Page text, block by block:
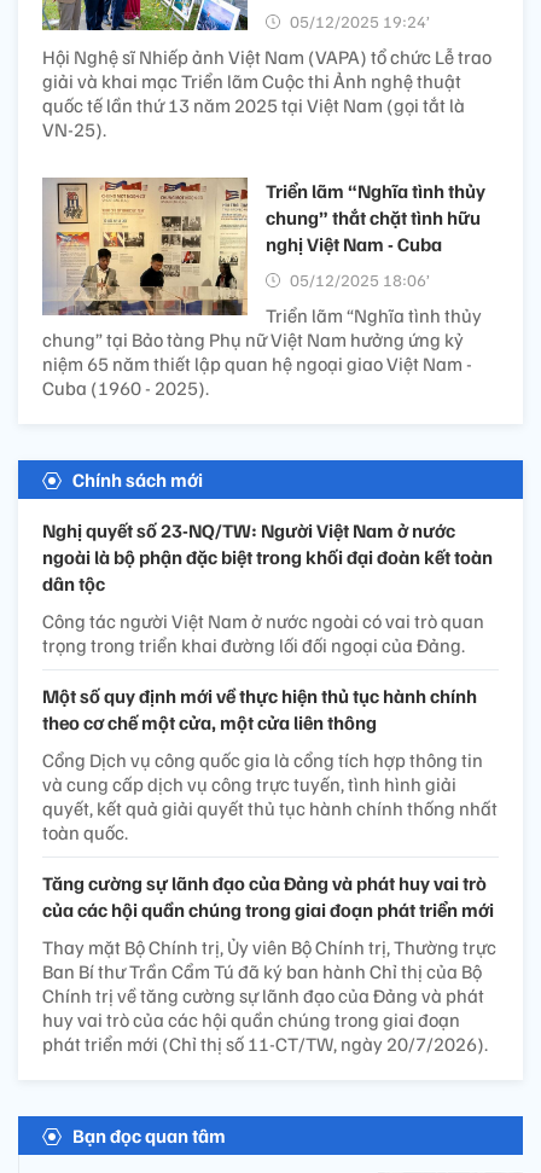
05/12/2025 19:24’
Hội Nghệ sĩ Nhiếp ảnh Việt Nam (VAPA) tổ chức Lễ trao
giải và khai mạc Triển lãm Cuộc thi Ảnh nghệ thuật
quốc tế lần thứ 13 năm 2025 tại Việt Nam (gọi tắt là
VN-25).
Triển lãm “Nghĩa tình thủy
chung” thắt chặt tình hữu
nghị Việt Nam - Cuba
05/12/2025 18:06’
Triển lãm “Nghĩa tình thủy
chung” tại Bảo tàng Phụ nữ Việt Nam hưởng ứng kỷ
niệm 65 năm thiết lập quan hệ ngoại giao Việt Nam -
Cuba (1960 - 2025).
Chính sách mới
Nghị quyết số 23-NQ/TW: Người Việt Nam ở nước
ngoài là bộ phận đặc biệt trong khối đại đoàn kết toàn
dân tộc
Công tác người Việt Nam ở nước ngoài có vai trò quan
trọng trong triển khai đường lối đối ngoại của Đảng.
Một số quy định mới về thực hiện thủ tục hành chính
theo cơ chế một cửa, một cửa liên thông
Cổng Dịch vụ công quốc gia là cổng tích hợp thông tin
và cung cấp dịch vụ công trực tuyến, tình hình giải
quyết, kết quả giải quyết thủ tục hành chính thống nhất
toàn quốc.
Tăng cường sự lãnh đạo của Đảng và phát huy vai trò
của các hội quần chúng trong giai đoạn phát triển mới
Thay mặt Bộ Chính trị, Ủy viên Bộ Chính trị, Thường trực
Ban Bí thư Trần Cẩm Tú đã ký ban hành Chỉ thị của Bộ
Chính trị về tăng cường sự lãnh đạo của Đảng và phát
huy vai trò của các hội quần chúng trong giai đoạn
phát triển mới (Chỉ thị số 11-CT/TW, ngày 20/7/2026).
Bạn đọc quan tâm